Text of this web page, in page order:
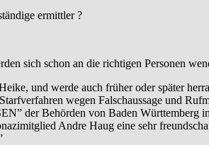
ermittler ?
sich schon an die richtigen Personen
und werde auch früher oder später
wegen Falschaussage und
der Behörden von Baden
Andre Haug eine sehr